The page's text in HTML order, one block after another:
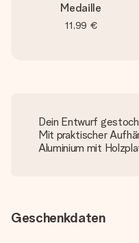
Medaille
11,99 €
Dein Entwurf
Mit praktischer
Aluminium mit
Geschenkdaten